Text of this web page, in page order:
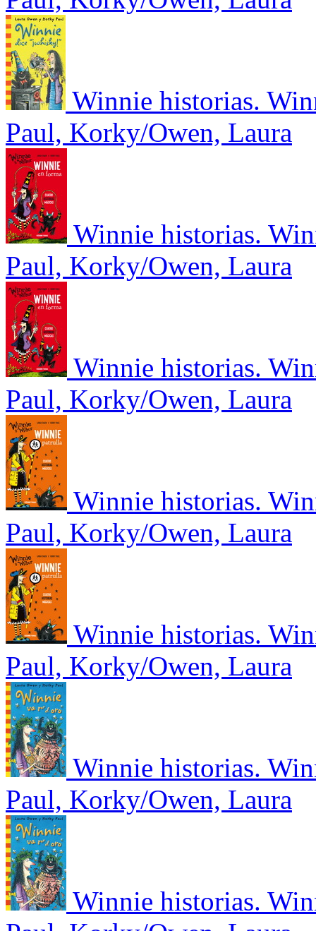
Winnie historias.
Paul, Korky/Owen, Laura
Winnie historias.
Paul, Korky/Owen, Laura
Winnie historias.
Paul, Korky/Owen, Laura
Winnie historias.
Paul, Korky/Owen, Laura
Winnie historias.
Paul, Korky/Owen, Laura
Winnie historias.
Paul, Korky/Owen, Laura
Winnie historias.